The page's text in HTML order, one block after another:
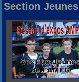
Section Jeunes